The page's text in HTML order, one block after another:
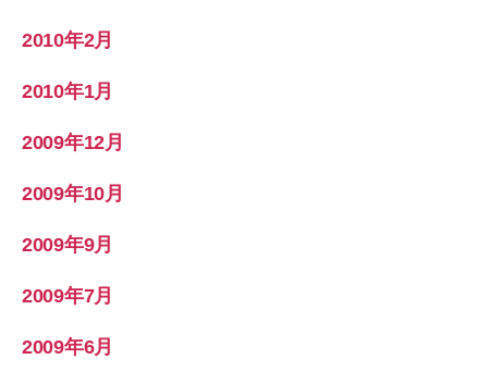
2010年2月
2010年1月
2009年12月
2009年10月
2009年9月
2009年7月
2009年6月